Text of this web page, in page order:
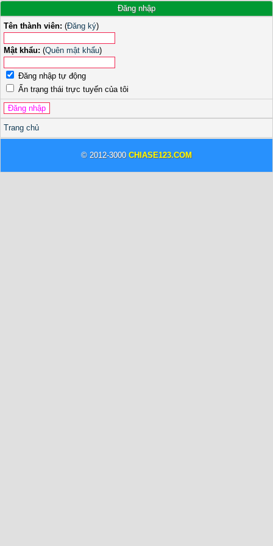
Đăng nhập
Tên thành viên: (Đăng ký)
Mật khẩu: (Quên mật khẩu)
Đăng nhập tự động
Ẩn trạng thái trực tuyến của tôi
Trang chủ
© 2012-3000 CHIASE123.COM